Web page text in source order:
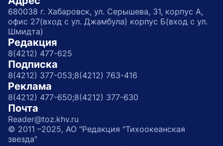
680038 г. Хабаровск, ул. Серышева, 31, корпус А,
офис 27(вход с ул. Джамбула) корпус Б(вход с ул.
Шмидта)
Редакция
8(4212) 477-625
Подписка
8(4212) 377-053;8(4212) 763-416
Реклама
8(4212) 477-650;8(4212) 377-630
Почта
Reader@toz.khv.ru
© 2011 –2025, АО "Редакция "Тихоокеанская
звезда"